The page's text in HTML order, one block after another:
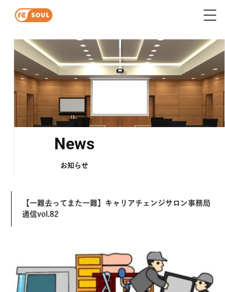
News
お知らせ
【一難去ってまた一難】キャリアチェンジサロン事務局
通信vol.82